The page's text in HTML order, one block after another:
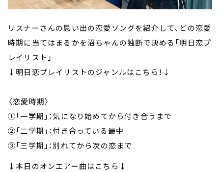
リスナーさんの思い出の恋愛ソングを紹介して、どの恋愛
時期に当てはまるかを沼ちゃんの独断で決める「明日恋プ
レイリスト」
↓明日恋プレイリストのジャンルはこちら！↓
〈恋愛時期〉
①「一学期」：気になり始めてから付き合うまで
②「二学期」：付き合っている最中
③「三学期」：別れてから次の恋まで
↓本日のオンエアー曲はこちら↓